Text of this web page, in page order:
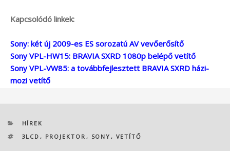
Kapcsolódó linkek:
Sony: két új 2009-es ES sorozatú AV vevőerősítő
Sony VPL-HW15: BRAVIA SXRD 1080p belépő vetítő
Sony VPL-VW85: a továbbfejlesztett BRAVIA SXRD házi-
mozi vetítő
KATEGÓRIÁK
HÍREK
CÍMKÉK
3LCD , PROJEKTOR , SONY , VETÍTŐ